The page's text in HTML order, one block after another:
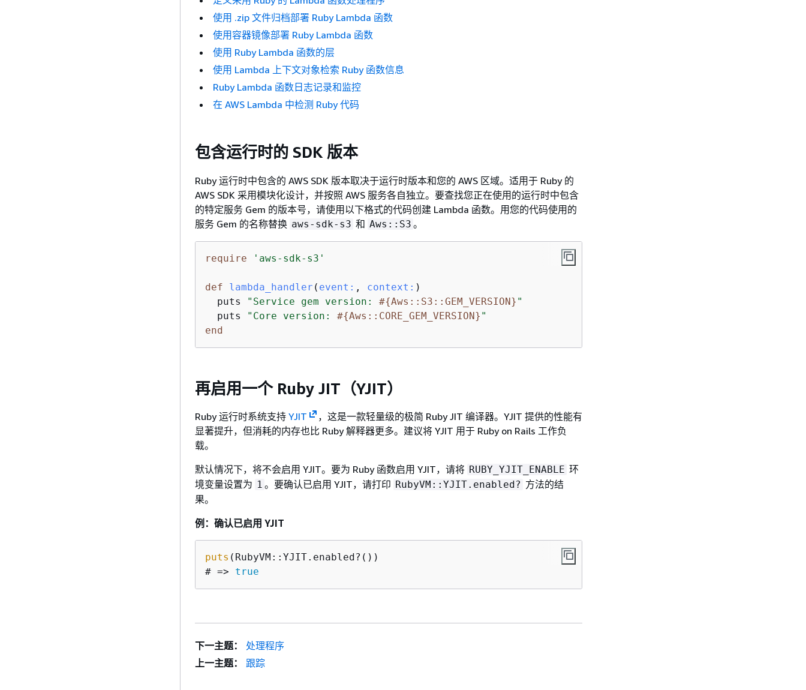
使用 .zip 文件归档部署 Ruby Lambda 函数
使用容器镜像部署 Ruby Lambda 函数
使用 Ruby Lambda 函数的层
使用 Lambda 上下文对象检索 Ruby 函数信息
Ruby Lambda 函数日志记录和监控
在 AWS Lambda 中检测 Ruby 代码
包含运行时的 SDK 版本
Ruby 运行时中包含的 AWS SDK 版本取决于运行时版本和您的 AWS 区域。适用于 Ruby 的
AWS SDK 采用模块化设计，并按照 AWS 服务各自独立。要查找您正在使用的运行时中包含
的特定服务 Gem 的版本号，请使用以下格式的代码创建 Lambda 函数。用您的代码使用的
服务 Gem 的名称替换 aws-sdk-s3 和 Aws::S3 。
require 'aws-sdk-s3'
def lambda_handler ( event: , context: )
  puts
"Service gem version: #{Aws::S3::GEM_VERSION} "
  puts
"Core version: #{Aws::CORE_GEM_VERSION} "
end
再启用一个 Ruby JIT（YJIT）
Ruby 运行时系统支持 YJIT
，这是一款轻量级的极简 Ruby JIT 编译器。YJIT 提供的性能有
显著提升，但消耗的内存也比 Ruby 解释器更多。建议将 YJIT 用于 Ruby on Rails 工作负
载。
默认情况下，将不会启用 YJIT。要为 Ruby 函数启用 YJIT，请将 RUBY_YJIT_ENABLE 环
境变量设置为 1 。要确认已启用 YJIT，请打印 RubyVM::YJIT.enabled? 方法的结
果。
例：确认已启用 YJIT
puts (RubyVM::YJIT.enabled?())
# => true
下一主题：
处理程序
上一主题：
跟踪